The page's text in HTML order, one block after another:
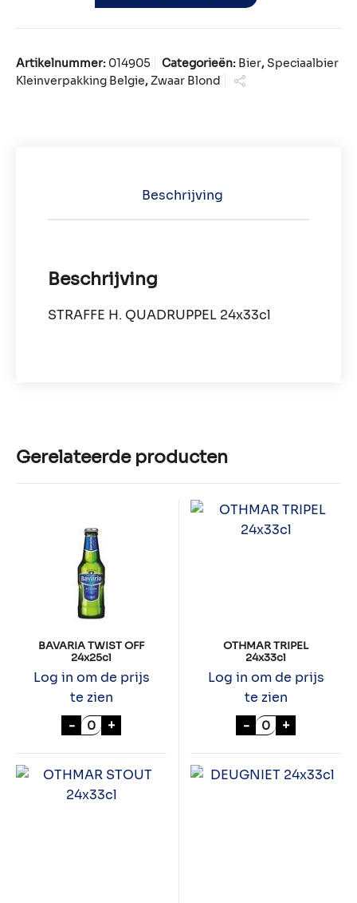
Artikelnummer: 014905 Categorieën: Bier, Speciaalbier
Kleinverpakking Belgie,Zwaar Blond
Beschrijving
Beschrijving
STRAFFE H. QUADRUPPEL 24x33cl
Gerelateerde producten
BAVARIA TWIST OFF
24x25cl
Log in om de prijs
te zien
- BAVARIA TWIST OFF 24x25cl aantal
+
OTHMAR TRIPEL
24x33cl
Log in om de prijs
te zien
- OTHMAR
+